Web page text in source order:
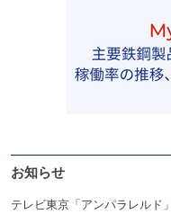
お知らせ
テレビ東京「アンパラレル